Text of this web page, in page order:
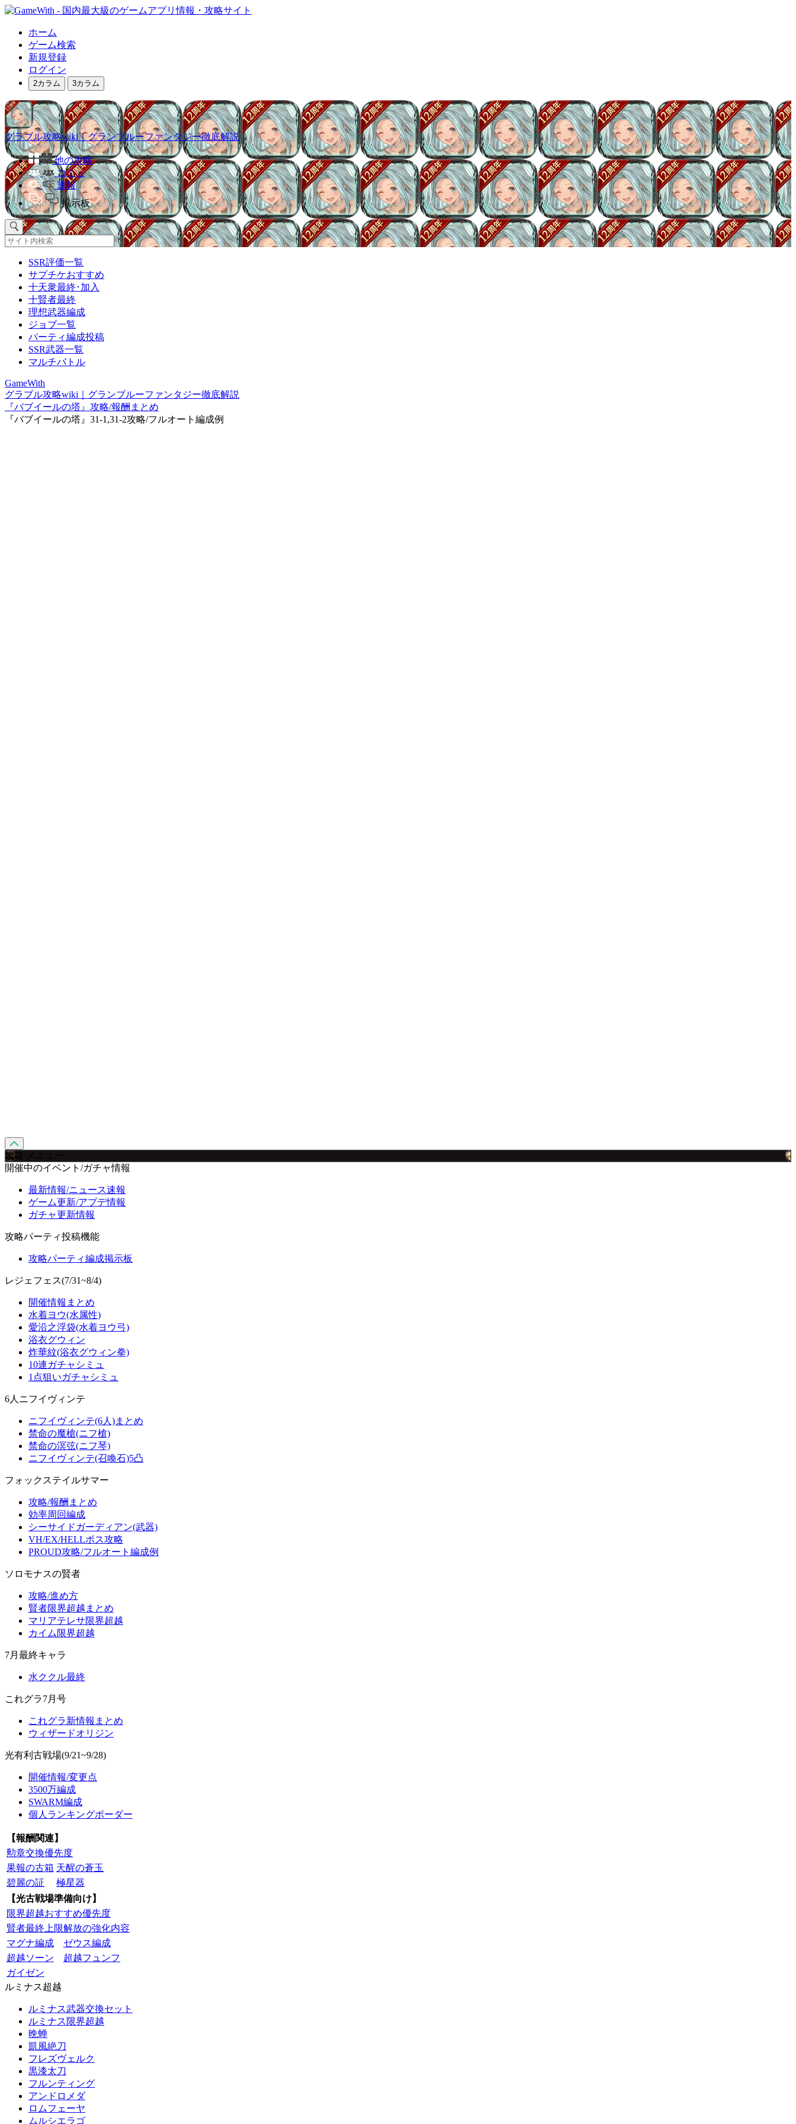
ホーム
ゲーム検索
新規登録
ログイン
2カラム 3カラム
グラブル攻略wiki｜グランブルーファンタジー徹底解説
他の攻略
コミュ
速報
掲示板
SSR評価一覧
サプチケおすすめ
十天衆最終･加入
十賢者最終
理想武器編成
ジョブ一覧
パーティ編成投稿
SSR武器一覧
マルチバトル
GameWith
グラブル攻略wiki｜グランブルーファンタジー徹底解説
『バブイールの塔』攻略/報酬まとめ
『バブイールの塔』31-1,31-2攻略/フルオート編成例
攻略 メニュー
開催中のイベント/ガチャ情報
最新情報/ニュース速報
ゲーム更新/アプデ情報
ガチャ更新情報
攻略パーティ投稿機能
攻略パーティ編成掲示板
レジェフェス(7/31~8/4)
開催情報まとめ
水着ヨウ(水属性)
愛沿之浮袋(水着ヨウ弓)
浴衣グウィン
炸華紋(浴衣グウィン拳)
10連ガチャシミュ
1点狙いガチャシミュ
6人ニフイヴィンテ
ニフイヴィンテ(6人)まとめ
禁命の魔槍(ニフ槍)
禁命の溟弦(ニフ琴)
ニフイヴィンテ(召喚石)5凸
フォックステイルサマー
攻略/報酬まとめ
効率周回編成
シーサイドガーディアン(武器)
VH/EX/HELLボス攻略
PROUD攻略/フルオート編成例
ソロモナスの賢者
攻略/進め方
賢者限界超越まとめ
マリアテレサ限界超越
カイム限界超越
7月最終キャラ
水ククル最終
これグラ7月号
これグラ新情報まとめ
ウィザードオリジン
光有利古戦場(9/21~9/28)
開催情報/変更点
3500万編成
SWARM編成
個人ランキングボーダー
【報酬関連】
勲章交換優先度
果報の古箱 天醒の蒼玉
碧麗の証
極星器
【光古戦場準備向け】
限界超越おすすめ優先度
賢者最終上限解放の強化内容
マグナ編成
ゼウス編成
超越ソーン
超越フュンフ
ガイゼン
ルミナス超越
ルミナス武器交換セット
ルミナス限界超越
晩蝉
凱風絶刀
フレズヴェルク
黒漆太刀
フルンティング
アンドロメダ
ロムフェーヤ
ムルシエラゴ